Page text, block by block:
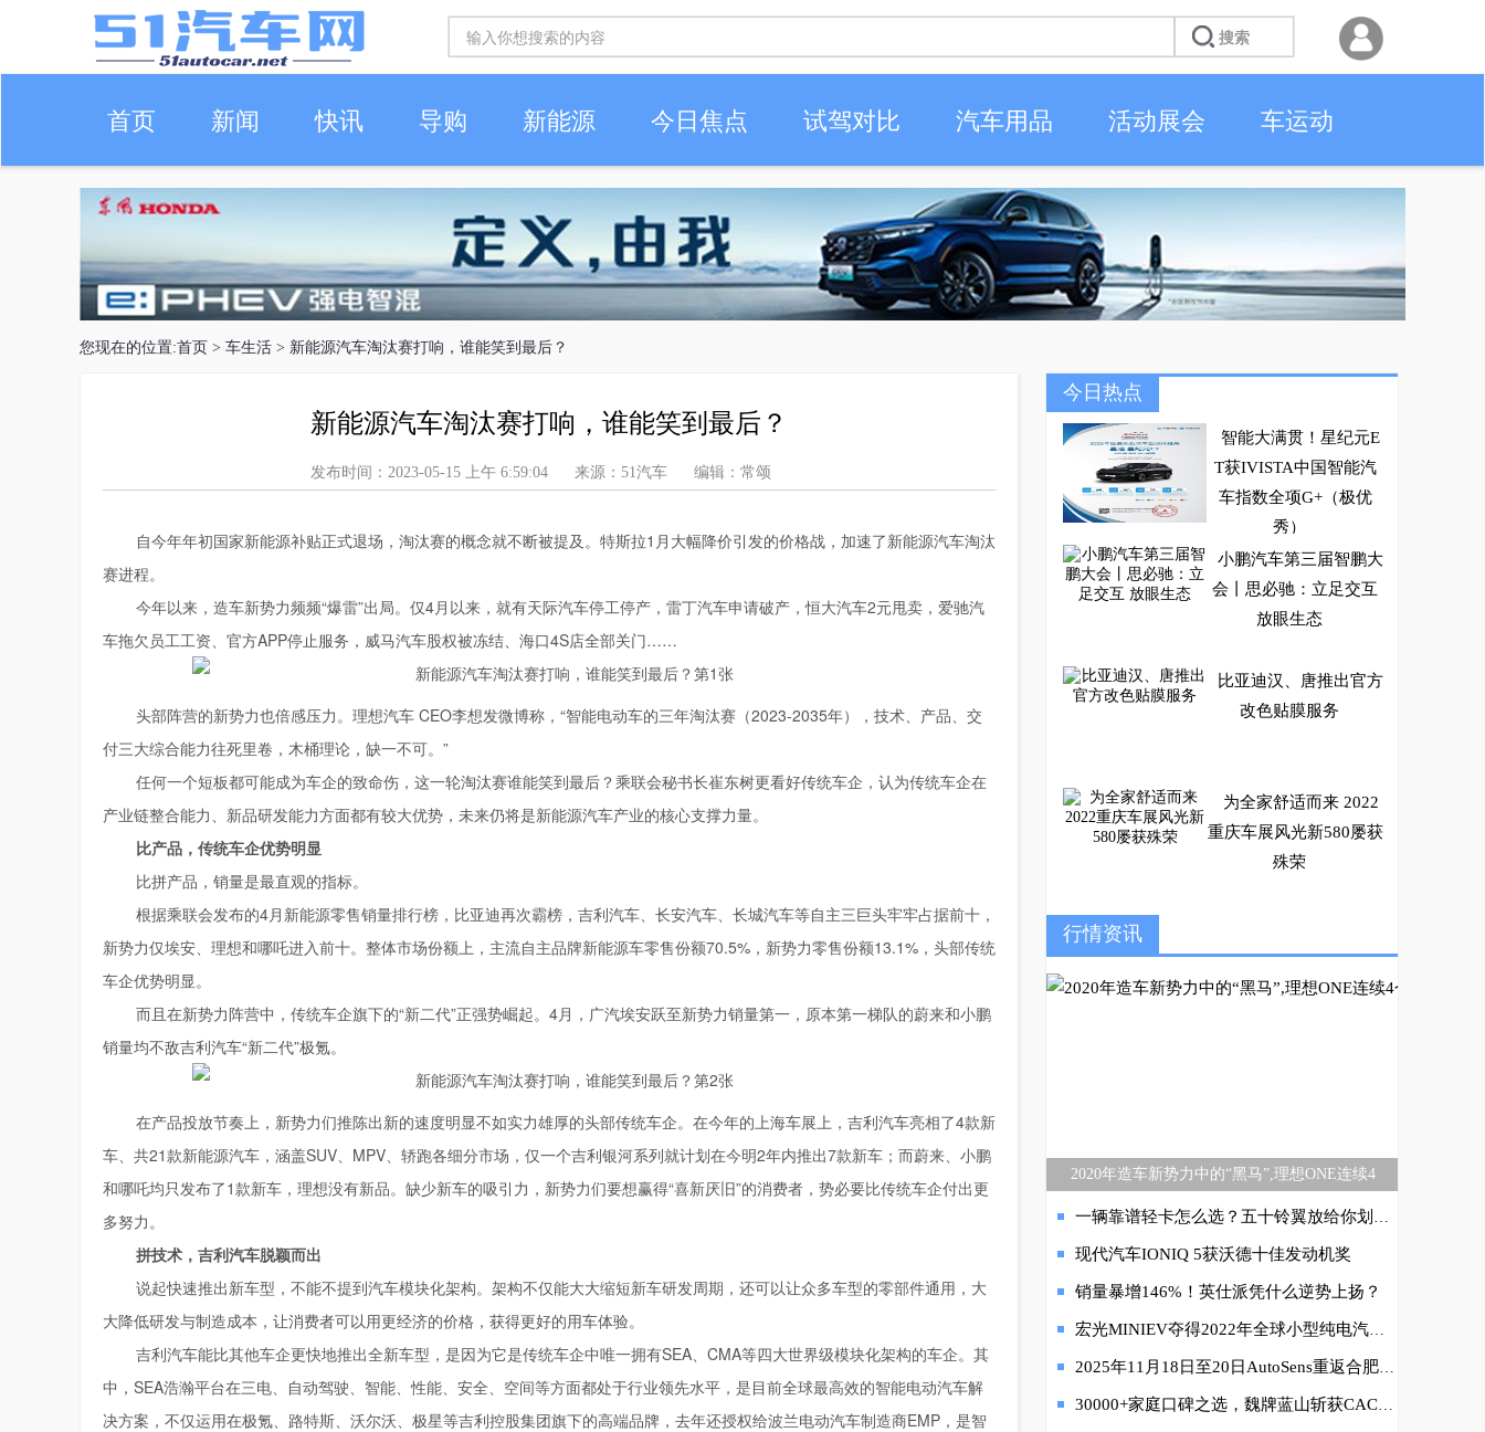
首页 新闻 快讯 导购 新能源 今日焦点 试驾对比 汽车用品 活动展会 车运动
车生活
您现在的位置:首页 > 车生活 > 新能源汽车淘汰赛打响，谁能笑到最后？
新能源汽车淘汰赛打响，谁能笑到最后？
发布时间：2023-05-15 上午 6:59:04 来源：51汽车 编辑：常颂
自今年年初国家新能源补贴正式退场，淘汰赛的概念就不断被提及。特斯拉1月大幅降价引发的价格战，加速了新能源汽车淘汰
赛进程。
今年以来，造车新势力频频“爆雷”出局。仅4月以来，就有天际汽车停工停产，雷丁汽车申请破产，恒大汽车2元甩卖，爱驰汽
车拖欠员工工资、官方APP停止服务，威马汽车股权被冻结、海口4S店全部关门……
头部阵营的新势力也倍感压力。理想汽车 CEO李想发微博称，“智能电动车的三年淘汰赛（2023-2035年），技术、产品、交
付三大综合能力往死里卷，木桶理论，缺一不可。”
任何一个短板都可能成为车企的致命伤，这一轮淘汰赛谁能笑到最后？乘联会秘书长崔东树更看好传统车企，认为传统车企在
产业链整合能力、新品研发能力方面都有较大优势，未来仍将是新能源汽车产业的核心支撑力量。
比产品，传统车企优势明显
比拼产品，销量是最直观的指标。
根据乘联会发布的4月新能源零售销量排行榜，比亚迪再次霸榜，吉利汽车、长安汽车、长城汽车等自主三巨头牢牢占据前十，
新势力仅埃安、理想和哪吒进入前十。整体市场份额上，主流自主品牌新能源车零售份额70.5%，新势力零售份额13.1%，头部传统
车企优势明显。
而且在新势力阵营中，传统车企旗下的“新二代”正强势崛起。4月，广汽埃安跃至新势力销量第一，原本第一梯队的蔚来和小鹏
销量均不敌吉利汽车“新二代”极氪。
在产品投放节奏上，新势力们推陈出新的速度明显不如实力雄厚的头部传统车企。在今年的上海车展上，吉利汽车亮相了4款新
车、共21款新能源汽车，涵盖SUV、MPV、轿跑各细分市场，仅一个吉利银河系列就计划在今明2年内推出7款新车；而蔚来、小鹏
和哪吒均只发布了1款新车，理想没有新品。缺少新车的吸引力，新势力们要想赢得“喜新厌旧”的消费者，势必要比传统车企付出更
多努力。
拼技术，吉利汽车脱颖而出
说起快速推出新车型，不能不提到汽车模块化架构。架构不仅能大大缩短新车研发周期，还可以让众多车型的零部件通用，大
大降低研发与制造成本，让消费者可以用更经济的价格，获得更好的用车体验。
吉利汽车能比其他车企更快地推出全新车型，是因为它是传统车企中唯一拥有SEA、CMA等四大世界级模块化架构的车企。其
中，SEA浩瀚平台在三电、自动驾驶、智能、性能、安全、空间等方面都处于行业领先水平，是目前全球最高效的智能电动汽车解
决方案，不仅运用在极氪、路特斯、沃尔沃、极星等吉利控股集团旗下的高端品牌，去年还授权给波兰电动汽车制造商EMP，是智
今日热点
智能大满贯！星纪元E
T获IVISTA中国智能汽
车指数全项G+（极优
秀）
小鹏汽车第三届智鹏大
会丨思必驰：立足交互
放眼生态
比亚迪汉、唐推出官方
改色贴膜服务
为全家舒适而来 2022
重庆车展风光新580屡获
殊荣
哈弗H9全国粉丝纵贯中
国之旅荣耀启航
行情资讯
2020年造车新势力中的“黑马”,理想ONE连续4
一辆靠谱轻卡怎么选？五十铃翼放给你划重点
现代汽车IONIQ 5获沃德十佳发动机奖
销量暴增146%！英仕派凭什么逆势上扬？
宏光MINIEV夺得2022年全球小型纯电汽车销量冠军，限时惊喜价2.98万起回馈用户
2025年11月18日至20日AutoSens重返合肥，InCabin迎来首秀
30000+家庭口碑之选，魏牌蓝山斩获CACSI插电混动SUV用户满意度第一名